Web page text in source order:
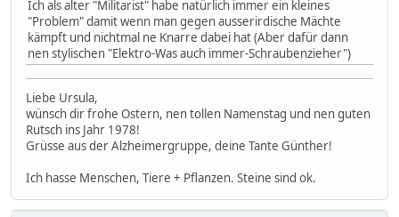
Ich als alter "Militarist" habe natürlich immer ein kleines
"Problem" damit wenn man gegen ausserirdische Mächte
kämpft und nichtmal ne Knarre dabei hat (Aber dafür dann
nen stylischen "Elektro-Was auch immer-Schraubenzieher")
Liebe Ursula,
wünsch dir frohe Ostern, nen tollen Namenstag und nen guten
Rutsch ins Jahr 1978!
Grüsse aus der Alzheimergruppe, deine Tante Günther!
Ich hasse Menschen, Tiere + Pflanzen. Steine sind ok.